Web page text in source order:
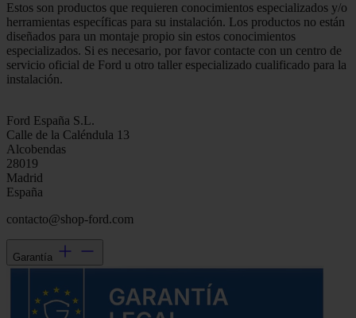
Estos son productos que requieren conocimientos especializados y/o
herramientas específicas para su instalación. Los productos no están
diseñados para un montaje propio sin estos conocimientos
especializados. Si es necesario, por favor contacte con un centro de
servicio oficial de Ford u otro taller especializado cualificado para la
instalación.
Ford España S.L.
Calle de la Caléndula 13
Alcobendas
28019
Madrid
España
contacto@shop-ford.com
Garantía